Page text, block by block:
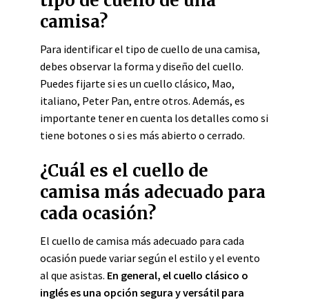
camisa?
Para identificar el tipo de cuello de una camisa,
debes observar la forma y diseño del cuello.
Puedes fijarte si es un cuello clásico, Mao,
italiano, Peter Pan, entre otros. Además, es
importante tener en cuenta los detalles como si
tiene botones o si es más abierto o cerrado.
¿Cuál es el cuello de
camisa más adecuado para
cada ocasión?
El cuello de camisa más adecuado para cada
ocasión puede variar según el estilo y el evento
al que asistas. En general, el cuello clásico o
inglés es una opción segura y versátil para